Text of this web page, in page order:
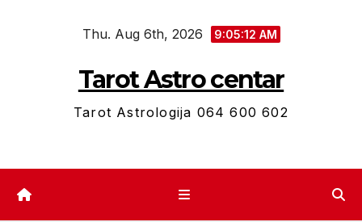
Thu. Aug 6th, 2026 9:05:13 AM
Tarot Astro centar
Tarot Astrologija 064 600 602